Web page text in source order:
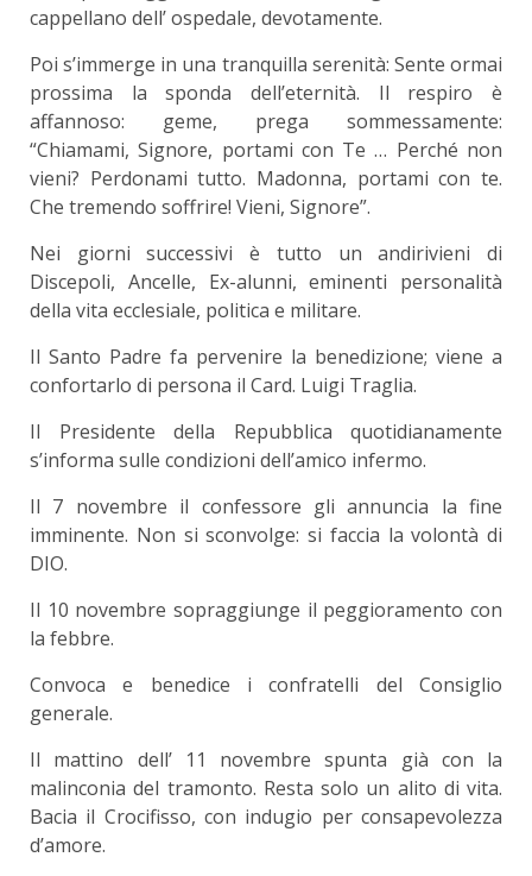
cappellano dell’ ospedale, devotamente.
Poi s’immerge in una tranquilla serenità: Sente ormai
prossima la sponda dell’eternità. Il respiro è
affannoso: geme, prega sommessamente:
“Chiamami, Signore, portami con Te … Perché non
vieni? Perdonami tutto. Madonna, portami con te.
Che tremendo soffrire! Vieni, Signore”.
Nei giorni successivi è tutto un andirivieni di
Discepoli, Ancelle, Ex-alunni, eminenti personalità
della vita ecclesiale, politica e militare.
Il Santo Padre fa pervenire la benedizione; viene a
confortarlo di persona il Card. Luigi Traglia.
Il Presidente della Repubblica quotidianamente
s’informa sulle condizioni dell’amico infermo.
Il 7 novembre il confessore gli annuncia la fine
imminente. Non si sconvolge: si faccia la volontà di
DIO.
Il 10 novembre sopraggiunge il peggioramento con
la febbre.
Convoca e benedice i confratelli del Consiglio
generale.
Il mattino dell’ 11 novembre spunta già con la
malinconia del tramonto. Resta solo un alito di vita.
Bacia il Crocifisso, con indugio per consapevolezza
d’amore.